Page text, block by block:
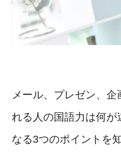
メール、プレゼン、
れる人の国語力は何が
なる3つのポイントを知